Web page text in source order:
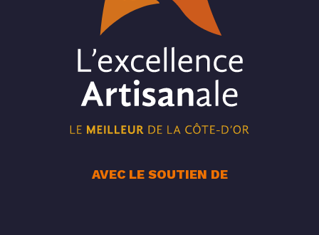
AVEC LE SOUTIEN DE